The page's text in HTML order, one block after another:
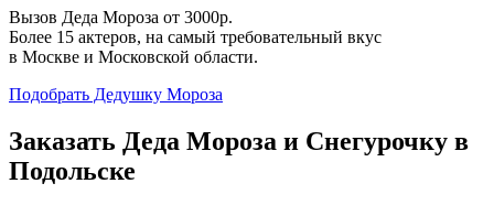
Вызов Деда Мороза от 3000р.
Более 15 актеров, на самый требовательный вкус
в Москве и Московской области.
Подобрать Дедушку Мороза
Заказать Деда Мороза и Снегурочку в
Подольске